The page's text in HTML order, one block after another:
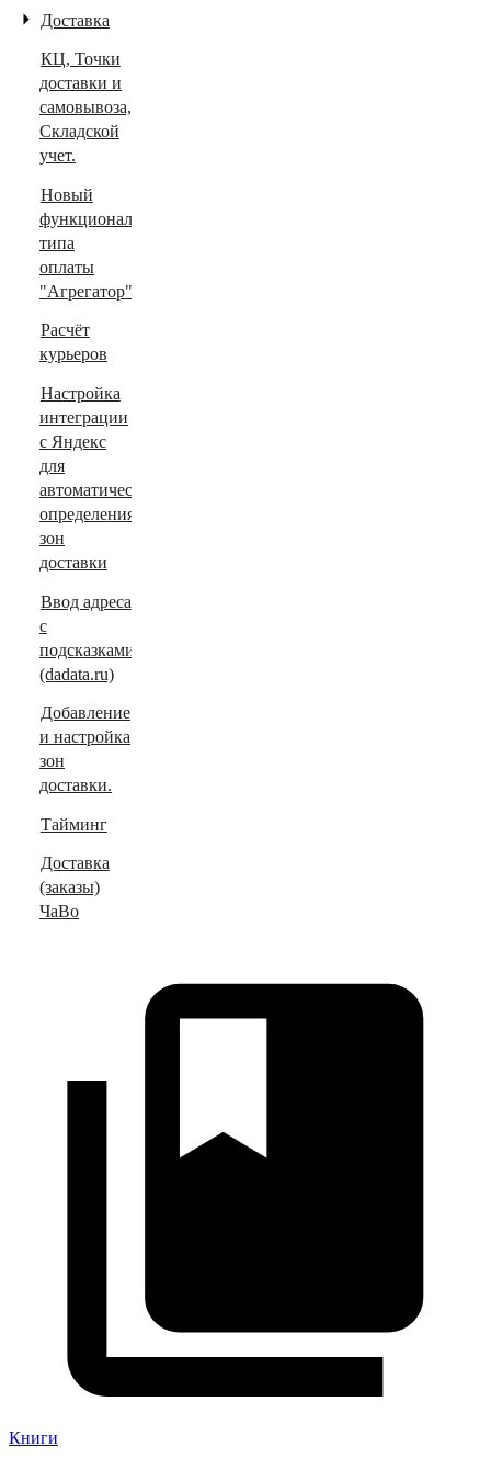
Доставка
КЦ, Точки
доставки и
самовывоза,
Складской
учет.
Новый
функционал
типа
оплаты
"Агрегатор".
Расчёт
курьеров
Настройка
интеграции
с Яндекс
для
автоматического
определения
зон
доставки
Ввод адреса
с
подсказками
(dadata.ru)
Добавление
и настройка
зон
доставки.
Тайминг
Доставка
(заказы)
ЧаВо
Книги